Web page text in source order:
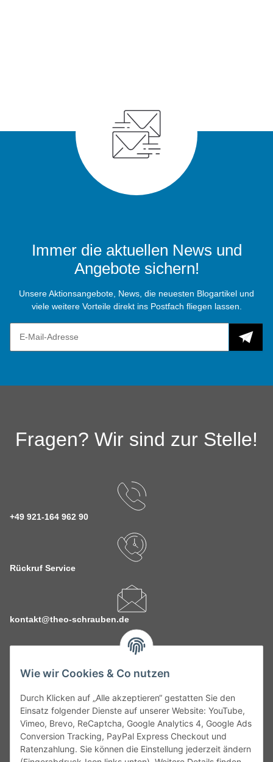
Wie wir Cookies & Co nutzen
Durch Klicken auf „Alle akzeptieren“ gestatten Sie den
Einsatz folgender Dienste auf unserer Website: YouTube,
Vimeo, Brevo, ReCaptcha, Google Analytics 4, Google Ads
Conversion Tracking, PayPal Express Checkout und
Ratenzahlung. Sie können die Einstellung jederzeit ändern
Immer die aktuellen News und
Angebote sichern!
Unsere Aktionsangebote, News, die neuesten Blogartikel und
viele weitere Vorteile direkt ins Postfach fliegen lassen.
Fragen? Wir sind zur Stelle!
+49 921-164 962 90
Rückruf Service
kontakt@theo-schrauben.de
Service
Gesetzliche Informationen